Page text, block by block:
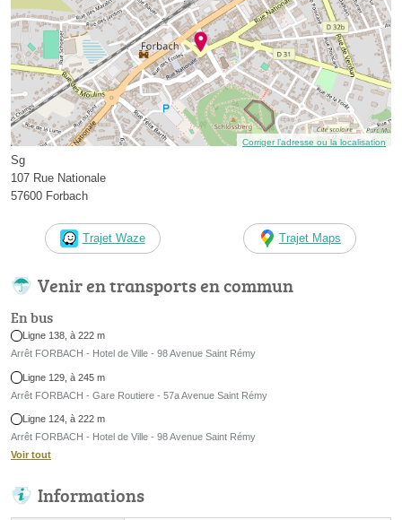
Corriger l’adresse ou la localisation
Sg
107 Rue Nationale
57600 Forbach
Trajet Waze Trajet Maps
Venir en transports en commun
En bus
Ligne 138, à 222 m
Arrêt FORBACH - Hotel de Ville - 98 Avenue Saint Rémy
Ligne 129, à 245 m
Arrêt FORBACH - Gare Routiere - 57a Avenue Saint Rémy
Ligne 124, à 222 m
Arrêt FORBACH - Hotel de Ville - 98 Avenue Saint Rémy
Voir tout
Informations